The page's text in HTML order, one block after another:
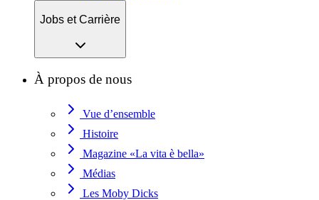
Jobs et Carrière
À propos de nous
Vue d’ensemble
Histoire
Magazine «La vita è bella»
Médias
Les Moby Dicks